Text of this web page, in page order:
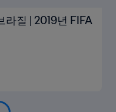
라질 | 2019년 FIFA